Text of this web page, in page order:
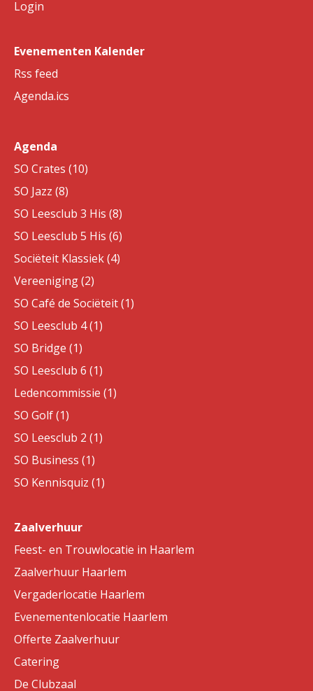
Login
Evenementen Kalender
Rss feed
Agenda.ics
Agenda
SO Crates (10)
SO Jazz (8)
SO Leesclub 3 His (8)
SO Leesclub 5 His (6)
Sociëteit Klassiek (4)
Vereeniging (2)
SO Café de Sociëteit (1)
SO Leesclub 4 (1)
SO Bridge (1)
SO Leesclub 6 (1)
Ledencommissie (1)
SO Golf (1)
SO Leesclub 2 (1)
SO Business (1)
SO Kennisquiz (1)
Zaalverhuur
Feest- en Trouwlocatie in Haarlem
Zaalverhuur Haarlem
Vergaderlocatie Haarlem
Evenementenlocatie Haarlem
Offerte Zaalverhuur
Catering
De Clubzaal